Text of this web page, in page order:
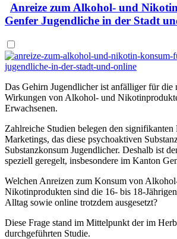
Anreize zum Alkohol- und
Genfer Jugendliche in der Stadt
Das Gehirn Jugendlicher ist anfälliger für die
Wirkungen von Alkohol- und
Erwachsenen.
Zahlreiche Studien belegen den signifikanten
Marketings, das diese psychoaktiven
Substanzkonsum Jugendlicher. Deshalb ist
speziell geregelt, insbesondere im Kanton
Welchen Anreizen zum Konsum von
Nikotinprodukten sind die 16- bis 18-
Alltag sowie online trotzdem ausgesetzt?
Diese Frage stand im Mittelpunkt der im
durchgeführten Studie.